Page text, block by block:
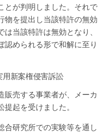
とが判明しました。それで
物を提出し当該特許の無効
当該特許は無効となり、
められる形で和解に至り
新案権侵害訴訟
売する事業者が、メーカ
起を受けました。
研究所での実験等を通し